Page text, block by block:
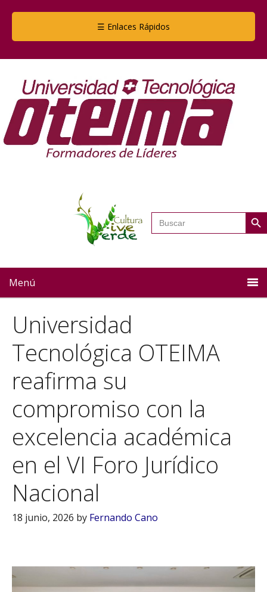
☰ Enlaces Rápidos
Buscar: Botón
Menú
Universidad
Tecnológica OTEIMA
reafirma su
compromiso con la
excelencia académica
en el VI Foro Jurídico
Nacional
18 junio, 2026 by Fernando Cano